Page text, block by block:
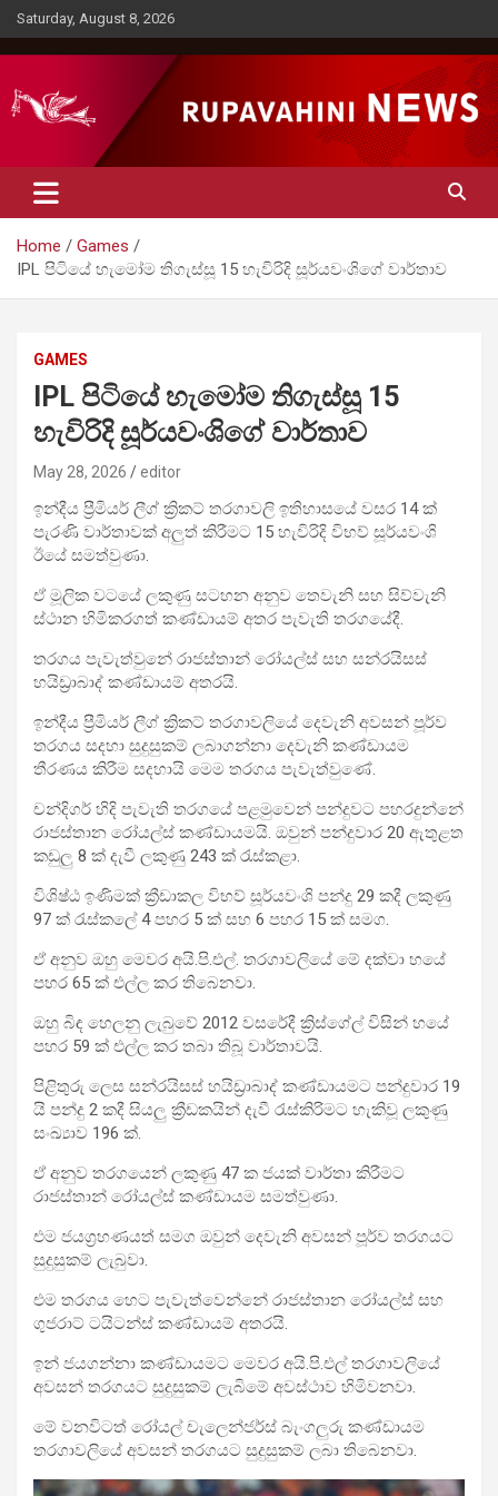
Skip
to
content
Saturday, August 8, 2026
Rupavahini News
Home
Games
IPL පිටියේ හැමෝම තිගැස්සූ 15 හැවිරිදි සූර්යවංශිගේ වාර්තාව
GAMES
IPL පිටියේ හැමෝම තිගැස්සූ 15
හැවිරිදි සූර්යවංශිගේ වාර්තාව
May 28, 2026 editor
ඉන්දීය ප්‍රීමියර් ලීග් ක්‍රිකට් තරගාවලි ඉතිහාසයේ වසර 14 ක්
පැරණි වාර්තාවක් අලුත් කිරීමට 15 හැවිරිදි විභව් සූර්යවංශි
ඊයේ සමත්වුණා.
ඒ මූලික වටයේ ලකුණු සටහන අනුව තෙවැනි සහ සිව්වැනි
ස්ථාන හිමිකරගත් කණ්ඩායම් අතර පැවැති තරගයේදී.
තරගය පැවැත්වුනේ රාජස්තාන් රෝයල්ස් සහ සන්රයිසස්
හයිඩ්‍රාබාද් කණ්ඩායම් අතරයි.
ඉන්දීය ප්‍රීමියර් ලීග් ක්‍රිකට් තරගාවලියේ දෙවැනි අවසන් පූර්ව
තරගය සදහා සුදුසුකම් ලබාගන්නා දෙවැනි කණ්ඩායම
තීරණය කිරීම සදහායි මෙම තරගය පැවැත්වුණේ.
චන්දිගර් හිදි පැවැති තරගයේ පළමුවෙන් පන්දුවට පහරදුන්නේ
රාජස්තාන රෝයල්ස් කණ්ඩායමයි. ඔවුන් පන්දුවාර 20 ඇතුළත
කඩුලු 8 ක් දැවී ලකුණු 243 ක් රැස්කළා.
විශිෂ්ඨ ඉණිමක් ක්‍රීඩාකල විභව් සූර්යවංශි පන්දු 29 කදී ලකුණු
97 ක් රැස්කලේ 4 පහර 5 ක් සහ 6 පහර 15 ක් සමග.
ඒ අනුව ඔහු මෙවර අයි.පි.එල්. තරගාවලියේ මේ දක්වා හයේ
පහර 65 ක් එල්ල කර තිබෙනවා.
ඔහු බිඳ හෙලනු ලැබුවේ 2012 වසරේදී ක්‍රිස්ගේල් විසින් හයේ
පහර 59 ක් එල්ල කර තබා තිබූ වාර්තාවයි.
පිළිතුරු ලෙස සන්රයිසස් හයිඩ්‍රාබාද් කණ්ඩායමට පන්දුවාර 19
යි පන්දු 2 කදී සියලු ක්‍රීඩකයින් දැවී රැස්කිරිමට හැකිවූ ලකුණු
සංඛ්‍යාව 196 ක්.
ඒ අනුව තරගයෙන් ලකුණු 47 ක ජයක් වාර්තා කිරීමට
රාජස්තාන් රෝයල්ස් කණ්ඩායම සමත්වුණා.
එම ජයග්‍රහණයත් සමග ඔවුන් දෙවැනි අවසන් පූර්ව තරගයට
සුදුසුකම් ලැබුවා.
එම තරගය හෙට පැවැත්වෙන්නේ රාජස්තාන රෝයල්ස් සහ
ගුජරාට් ටයිටන්ස් කණ්ඩායම් අතරයි.
ඉන් ජයගන්නා කණ්ඩායමට මෙවර අයි.පි.එල් තරගාවලියේ
අවසන් තරගයට සුදුසුකම් ලැබිමේ අවස්ථාව හිමිවනවා.
මේ වනවිටත් රෝයල් චැලෙන්ජර්ස් බැංගලුරු කණ්ඩායම
තරගාවලියේ අවසන් තරගයට සුදුසුකම් ලබා තිබෙනවා.